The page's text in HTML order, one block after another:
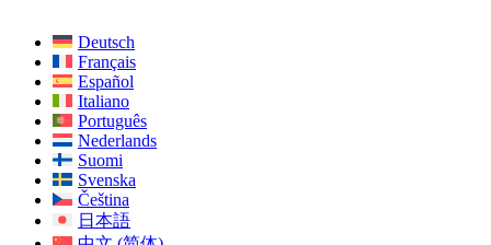
Deutsch
Français
Español
Italiano
Português
Nederlands
Suomi
Svenska
Čeština
日本語